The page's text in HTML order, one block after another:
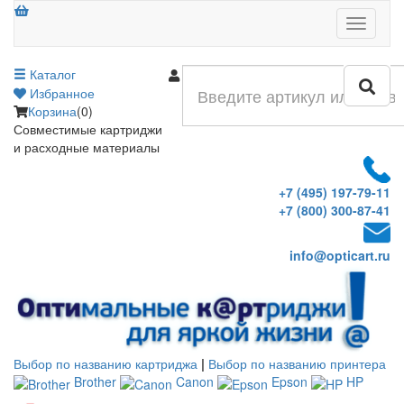
Меню
Каталог
Избранное
Корзина(0)
Совместимые картриджи
и расходные материалы
+7 (495) 197-79-11
+7 (800) 300-87-41
info@opticart.ru
Выбор по названию картриджа | Выбор по названию принтера
Brother
Canon Epson HP